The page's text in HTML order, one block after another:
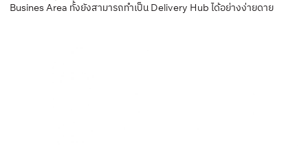
Busines Area ทั้งยังสามารถทำเป็น Delivery Hub ได้อย่างง่ายดาย